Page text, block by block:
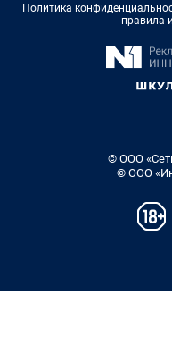
Политика
правила
© ООО
© ООО